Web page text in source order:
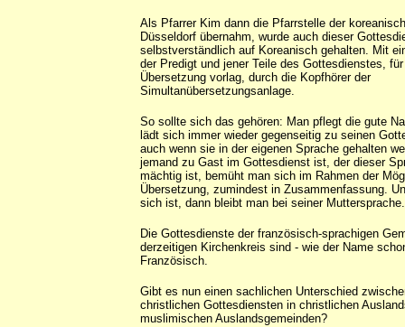
Als Pfarrer Kim dann die Pfarrstelle der
Düsseldorf übernahm, wurde auch dieser
selbstverständlich auf Koreanisch gehalten. Mit
der Predigt und jener Teile des Gottesdienstes,
Übersetzung vorlag, durch die Kopfhörer der
Simultanübersetzungsanlage.
So sollte sich das gehören: Man pflegt die gute
lädt sich immer wieder gegenseitig zu seinen
auch wenn sie in der eigenen Sprache gehalten
jemand zu Gast im Gottesdienst ist, der dieser
mächtig ist, bemüht man sich im Rahmen der
Übersetzung, zumindest in Zusammenfassung.
sich ist, dann bleibt man bei seiner Muttersprache.
Die Gottesdienste der französisch-sprachigen
derzeitigen Kirchenkreis sind - wie der Name
Französisch.
Gibt es nun einen sachlichen Unterschied
christlichen Gottesdiensten in christlichen
muslimischen Auslandsgemeinden?